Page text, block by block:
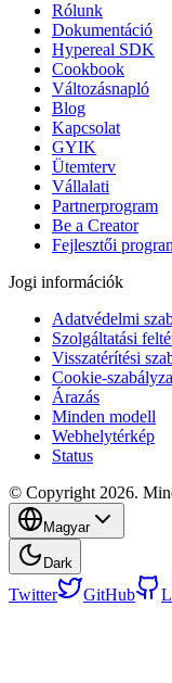
Rólunk
Dokumentáció
Hypereal SDK
Cookbook
Változásnapló
Blog
Kapcsolat
GYIK
Ütemterv
Vállalati
Partnerprogram
Be a Creator
Fejlesztői
Jogi információk
Adatvédelmi
Szolgáltatási
Visszatérítési
Cookie-
Árazás
Minden modell
Webhelytérkép
Status
© Copyright 2026.
Magyar
Dark
Twitter GitHub